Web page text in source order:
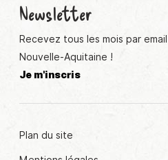
Newsletter
Recevez tous les mois par
Nouvelle-Aquitaine !
Je m'inscris
Plan du site